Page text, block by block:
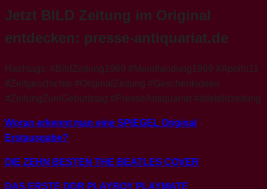
Jetzt BILD Zeitung im Original
entdecken: presse-antiquariat.de
Hashtags: #BildZeitung1969 #Mondlandung1969 #Apollo11
#Zeitgeschichte #OriginalZeitung #Geschenkideen
#ZeitungZumGeburtstag #PresseAntiquariat #altebildzeitung
Woran erkennt man eine SPIEGEL Original
Erstausgabe?
DIE ZEHN BESTEN THE BEATLES COVER
DAS ERSTE DDR PLAYBOY PLAYMATE